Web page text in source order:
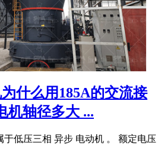
什么用185A的交流接
机轴径多大 ...
于低压三相 异步 电动机 。 额定电压